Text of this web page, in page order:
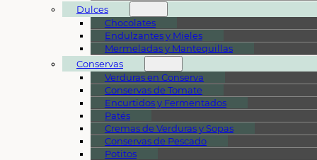
Dulces
Chocolates
Endulzantes y Mieles
Mermeladas y Mantequillas
Conservas
Verduras en Conserva
Conservas de Tomate
Encurtidos y Fermentados
Patés
Cremas de Verduras y Sopas
Conservas de Pescado
Potitos